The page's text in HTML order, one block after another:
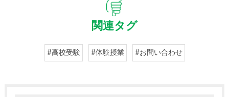
関連タグ
#高校受験 #体験授業 #お問い合わせ